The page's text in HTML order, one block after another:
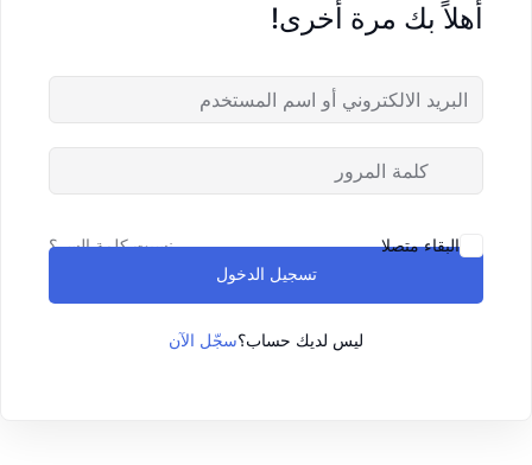
الشهادات
المدونة
تواصل معنا
أهلاً بك مرة أخرى!
البقاء متصلا نسيت كلمة السر؟
تسجيل الدخول
ليس لديك حساب؟سجّل الآن
Remember me
Lost your password?